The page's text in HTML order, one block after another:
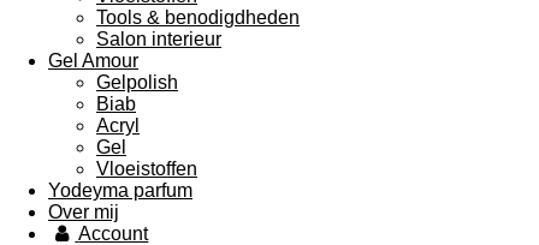
Tools & benodigdheden
Salon interieur
Gel Amour
Gelpolish
Biab
Acryl
Gel
Vloeistoffen
Yodeyma parfum
Over mij
Account